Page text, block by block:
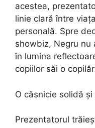
acestea,
linie clară între
personală. Spre
showbiz, Negru nu
în lumina
copiilor săi o
O căsnicie solidă
Prezentatorul